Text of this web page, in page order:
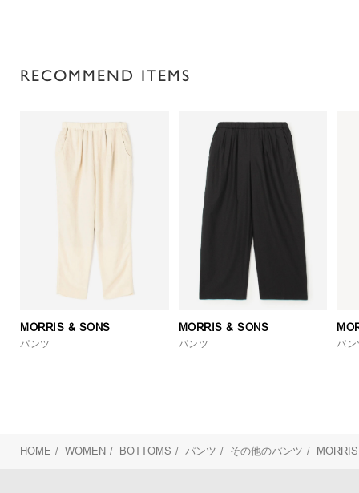
RECOMMEND ITEMS
MORRIS & SONS
パンツ
MORRIS & SONS
パンツ パン
HOME / WOMEN / BOTTOMS / パンツ / その他のパンツ /